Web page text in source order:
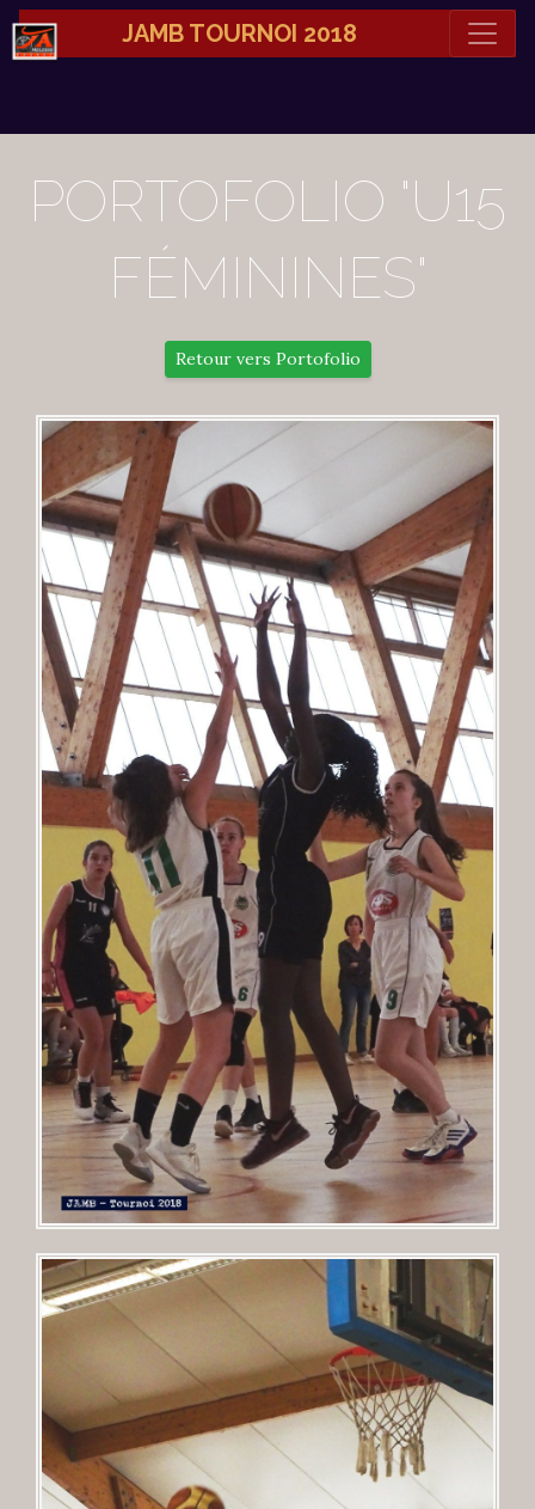
JAMB TOURNOI 2018
PORTOFOLIO "U15
FÉMININES"
Retour vers Portofolio